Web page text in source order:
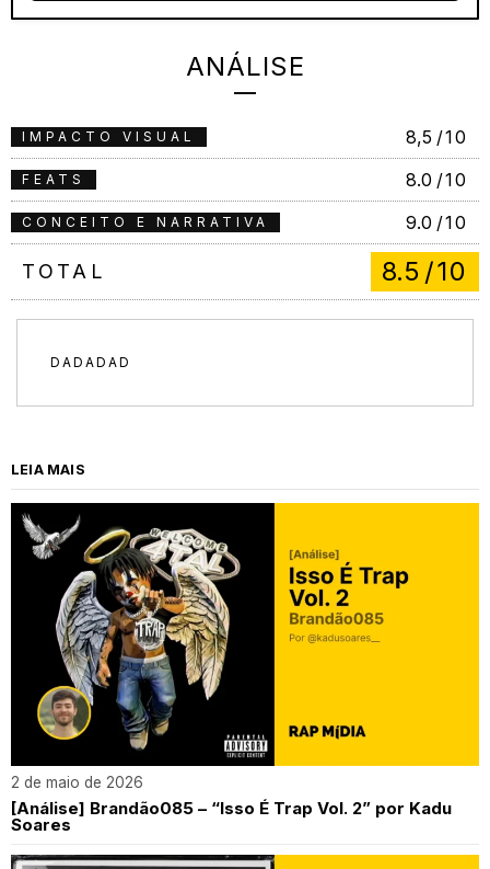
ANÁLISE
IMPACTO VISUAL 8,5 /10
FEATS 8.0 /10
CONCEITO E NARRATIVA 9.0 /10
TOTAL 8.5 /10
DADADAD
LEIA MAIS
2 de maio de 2026
[Análise] Brandão085 – “Isso É Trap Vol. 2” por Kadu
Soares